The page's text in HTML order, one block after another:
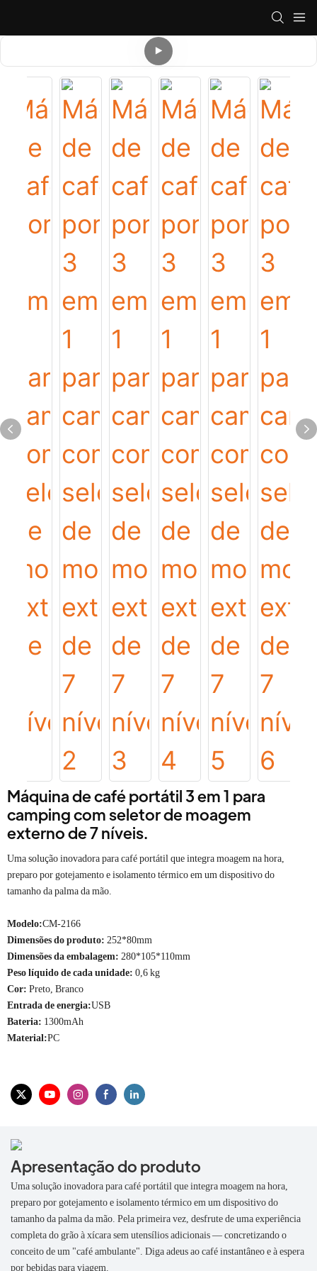
Máquina de café portátil 3 em 1 para
camping com seletor de moagem
externo de 7 níveis.
Uma solução inovadora para café portátil que integra moagem na hora,
preparo por gotejamento e isolamento térmico em um dispositivo do
tamanho da palma da mão.
Modelo:CM-2166
Dimensões do produto: 252*80mm
Dimensões da embalagem: 280*105*110mm
Peso líquido de cada unidade: 0,6 kg
Cor: Preto, Branco
Entrada de energia:USB
Bateria: 1300mAh
Material:PC
Apresentação do produto
Uma solução inovadora para café portátil que integra moagem na hora,
preparo por gotejamento e isolamento térmico em um dispositivo do
tamanho da palma da mão. Pela primeira vez, desfrute de uma experiência
completa do grão à xícara sem utensílios adicionais — concretizando o
conceito de um "café ambulante". Diga adeus ao café instantâneo e à espera
por bebidas para viagem.